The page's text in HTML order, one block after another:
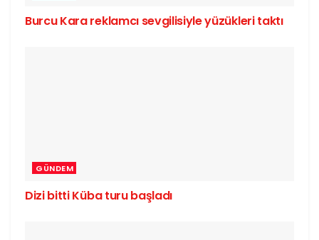
Burcu Kara reklamcı sevgilisiyle yüzükleri taktı
GÜNDEM
Dizi bitti Küba turu başladı